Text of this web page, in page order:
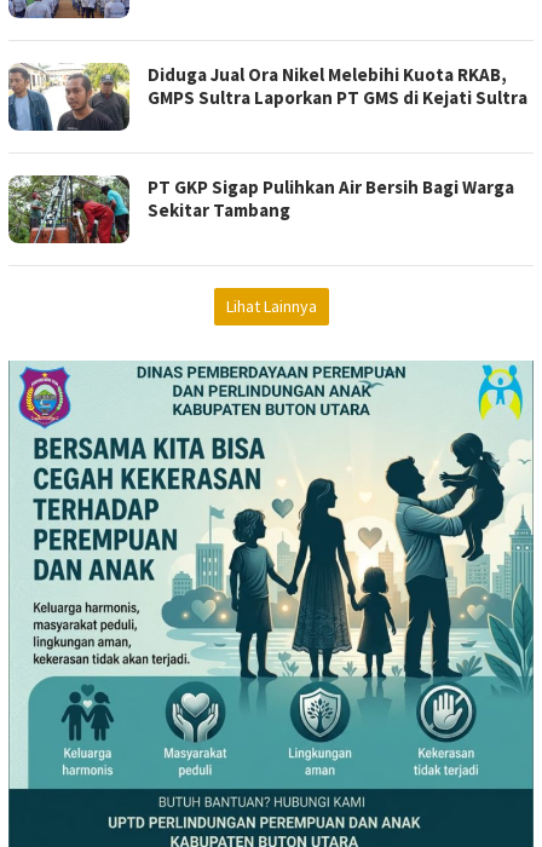
Diduga Jual Ora Nikel Melebihi Kuota RKAB,
GMPS Sultra Laporkan PT GMS di Kejati Sultra
PT GKP Sigap Pulihkan Air Bersih Bagi Warga
Sekitar Tambang
Lihat Lainnya